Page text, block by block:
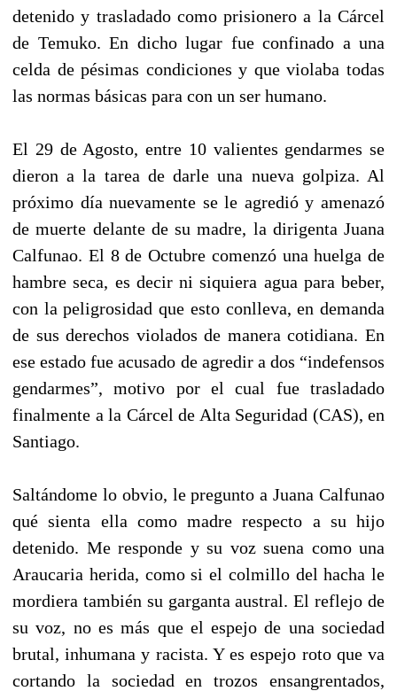
detenido y trasladado como prisionero a la Cárcel
de Temuko. En dicho lugar fue confinado a una
celda de pésimas condiciones y que violaba todas
las normas básicas para con un ser humano.
El 29 de Agosto, entre 10 valientes gendarmes se
dieron a la tarea de darle una nueva golpiza. Al
próximo día nuevamente se le agredió y amenazó
de muerte delante de su madre, la dirigenta Juana
Calfunao. El 8 de Octubre comenzó una huelga de
hambre seca, es decir ni siquiera agua para beber,
con la peligrosidad que esto conlleva, en demanda
de sus derechos violados de manera cotidiana. En
ese estado fue acusado de agredir a dos “indefensos
gendarmes”, motivo por el cual fue trasladado
finalmente a la Cárcel de Alta Seguridad (CAS), en
Santiago.
Saltándome lo obvio, le pregunto a Juana Calfunao
qué sienta ella como madre respecto a su hijo
detenido. Me responde y su voz suena como una
Araucaria herida, como si el colmillo del hacha le
mordiera también su garganta austral. El reflejo de
su voz, no es más que el espejo de una sociedad
brutal, inhumana y racista. Y es espejo roto que va
cortando la sociedad en trozos ensangrentados,